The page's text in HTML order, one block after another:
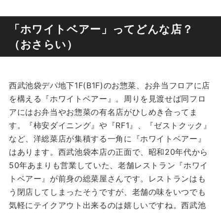
「ホワイトベアー」ってどんな店？
（おさらい）
西武池袋デパ地下1F(B1F)のお惣菜、お弁当フロアに店
を構える『ホワイトベアー』。周りを見渡せば同フロ
アにはお弁当やお惣菜の有名店がひしめき合ってま
す。『柿安ダイニング』や『RF1』、『ゼストクック』
など、洋総菜店が集積する一角に『ホワイトベアー』
はあります。西武池袋本店の正面で、昭和20年代から
50年あまりも営業していた、老舗レストラン『ホワイ
トベアー』が前身の総菜屋さんです。レストランはも
う閉店してしまったそうですが、老舗の味をいつでも
気軽にテイクアウト出来るのは嬉しいですね。西武池